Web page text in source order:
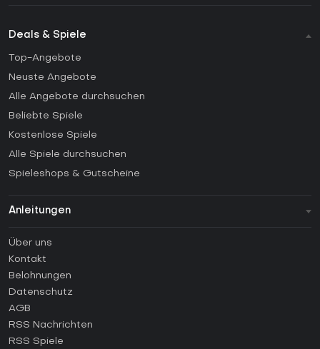
Deals & Spiele
Top-Angebote
Neuste Angebote
Alle Angebote durchsuchen
Beliebte Spiele
Kostenlose Spiele
Alle Spiele durchsuchen
Spieleshops & Gutscheine
Anleitungen
Anleitungen
Wie aktiviert man einen Steam CD Key?
Wie aktiviert man einen Epic Games CD Key?
Wie aktiviert man einen GOG CD Key?
Wie aktiviert man einen Ubisoft Connect CD Key?
Über uns
Kontakt
Belohnungen
Datenschutz
AGB
RSS Nachrichten
RSS Spiele